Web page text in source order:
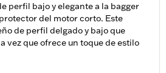
perfil bajo y elegante a la bagger
del motor corto. Este
de perfil delgado y bajo que
vez que ofrece un toque de estilo